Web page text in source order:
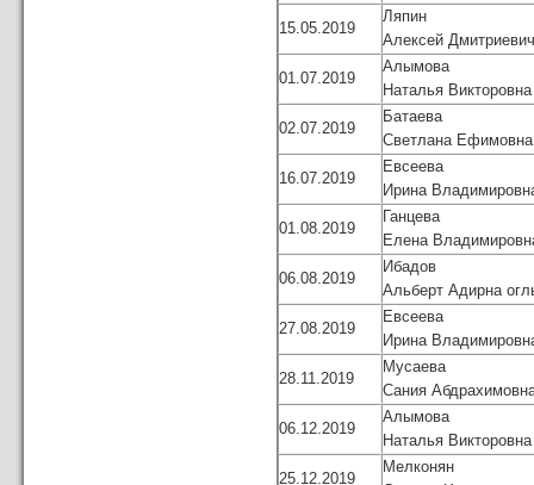
15.05.2019
Ляпин
Алексей Дмитриевич
01.07.2019
Алымова
Наталья Викторовна
02.07.2019
Батаева
Светлана Ефимовна
16.07.2019
Евсеева
Ирина
01.08.2019
Ганцева
Елена
06.08.2019
Ибадов
Альберт Адирна
27.08.2019
Евсеева
Ирина
28.11.2019
Мусаева
Сания
06.12.2019
Алымова
Наталья Викторовна
25.12.2019
Мелконян